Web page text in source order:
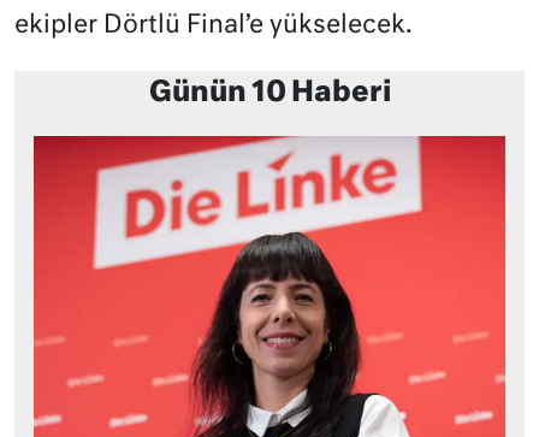
ekipler Dörtlü Final’e yükselecek.
Günün 10 Haberi